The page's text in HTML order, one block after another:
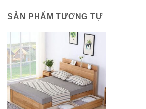
SẢN PHẨM TƯƠNG TỰ